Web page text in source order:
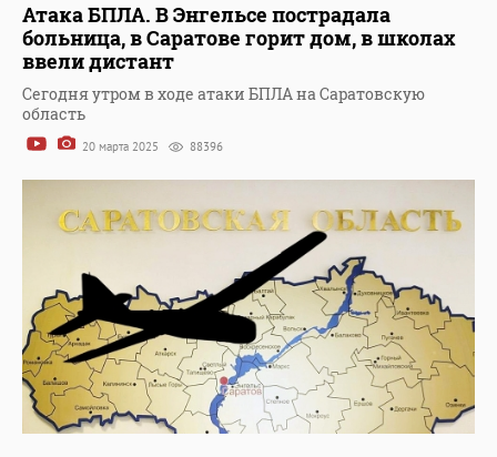
Атака БПЛА. В Энгельсе пострадала
больница, в Саратове горит дом, в школах
ввели дистант
Сегодня утром в ходе атаки БПЛА на Саратовскую
область
20 марта 2025 88396